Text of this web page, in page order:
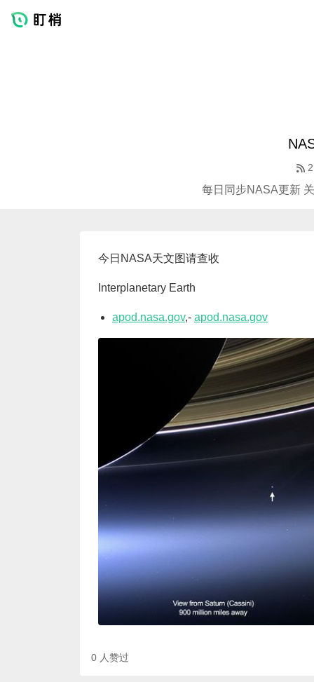
每日同步NASA更新
今日NASA天文图请查收
Interplanetary Earth
apod.nasa.gov,- apod.nasa.gov
0 人赞过